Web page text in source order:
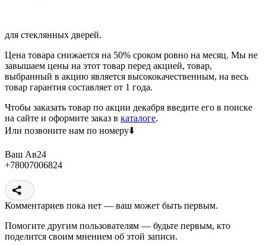
для стеклянных дверей.
Цена товара снижается на 50% сроком ровно на месяц. Мы не
завышаем цены на этот товар перед акцией, товар,
выбранный в акцию является высококачественным, на весь
товар гарантия составляет от 1 года.
Чтобы заказать товар по акции декабря введите его в поиске
на сайте и оформите заказ в каталоге.
Или позвоните нам по номеру⬇️
Ваш Ав24
+78007006824
Комментариев пока нет — ваш может быть первым.
Помогите другим пользователям — будьте первым, кто
поделится своим мнением об этой записи.